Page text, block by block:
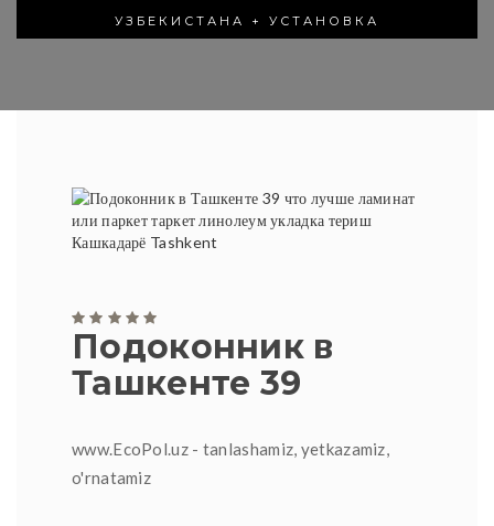
УЗБЕКИСТАНА + УСТАНОВКА
Подоконник в
Ташкенте 39
www.EcoPol.uz - tanlashamiz, yetkazamiz,
o'rnatamiz